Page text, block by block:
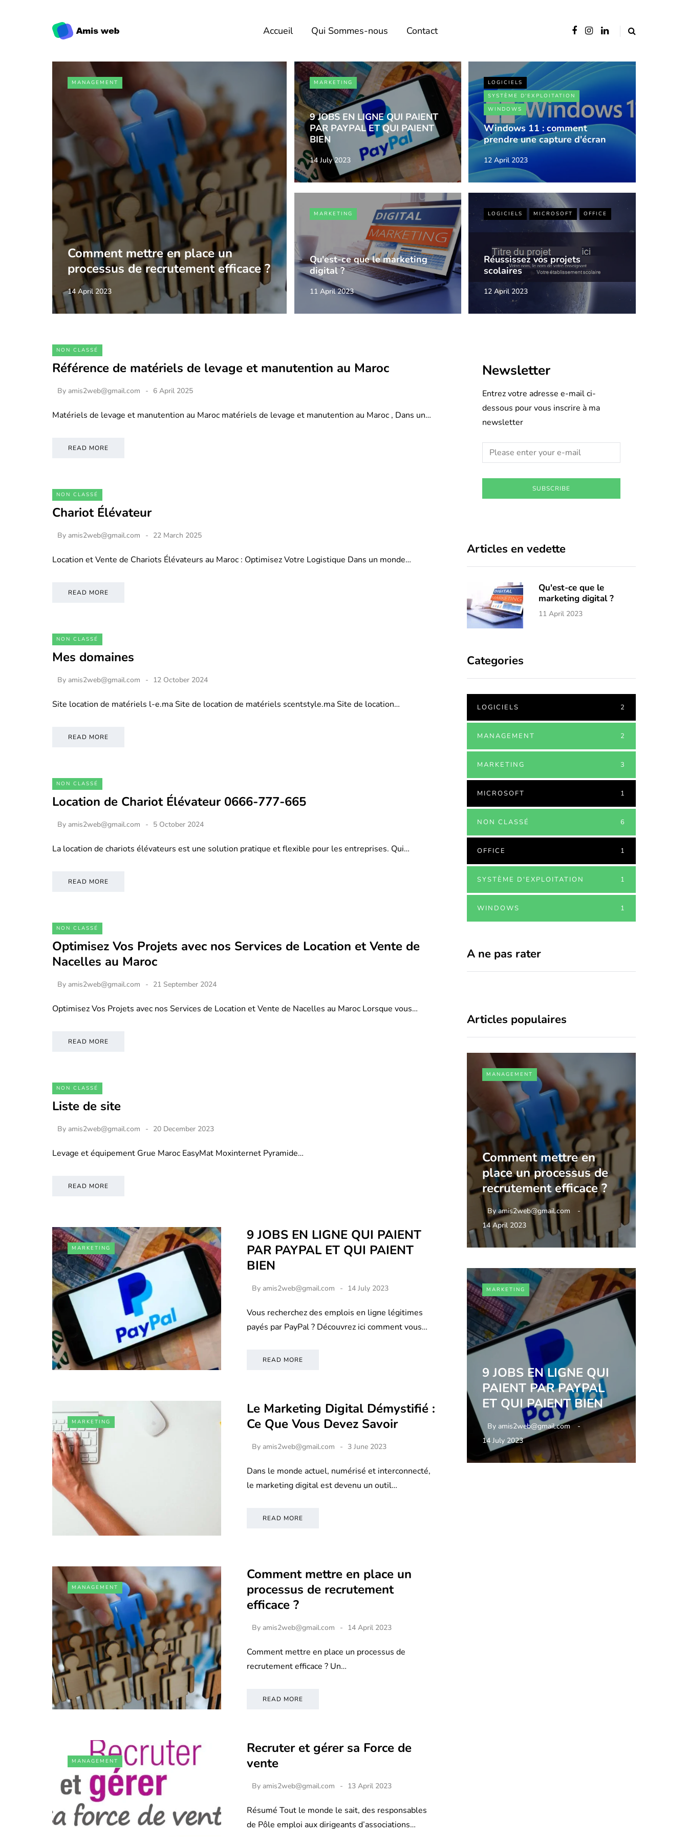
Accueil Qui Sommes-nous Contact
MANAGEMENT
Comment mettre en place un
processus de recrutement efficace ?
14 April 2023
MARKETING
9 JOBS EN LIGNE QUI PAIENT
PAR PAYPAL ET QUI PAIENT
BIEN
14 July 2023
LOGICIELS
SYSTÈME D'EXPLOITATION
WINDOWS
Windows 11 : comment
prendre une capture d'écran
12 April 2023
MARKETING
Qu'est-ce que le marketing
digital ?
11 April 2023
LOGICIELS MICROSOFT OFFICE
Réussissez vos projets
scolaires
12 April 2023
NON CLASSÉ
Référence de matériels de levage et manutention au Maroc
By amis2web@gmail.com 6 April 2025
Matériels de levage et manutention au Maroc matériels de levage et manutention au Maroc , Dans un…
READ MORE
NON CLASSÉ
Chariot Élévateur
By amis2web@gmail.com 22 March 2025
Location et Vente de Chariots Élévateurs au Maroc : Optimisez Votre Logistique Dans un monde…
READ MORE
NON CLASSÉ
Mes domaines
By amis2web@gmail.com 12 October 2024
Site location de matériels l-e.ma Site de location de matériels scentstyle.ma Site de location…
READ MORE
NON CLASSÉ
Location de Chariot Élévateur 0666-777-665
By amis2web@gmail.com 5 October 2024
La location de chariots élévateurs est une solution pratique et flexible pour les entreprises. Qui…
READ MORE
NON CLASSÉ
Optimisez Vos Projets avec nos Services de Location et Vente de
Nacelles au Maroc
By amis2web@gmail.com 21 September 2024
Optimisez Vos Projets avec nos Services de Location et Vente de Nacelles au Maroc Lorsque vous…
READ MORE
NON CLASSÉ
Liste de site
By amis2web@gmail.com 20 December 2023
Levage et équipement Grue Maroc EasyMat Moxinternet Pyramide…
READ MORE
MARKETING
9 JOBS EN LIGNE QUI PAIENT
PAR PAYPAL ET QUI PAIENT
BIEN
By amis2web@gmail.com 14 July 2023
Vous recherchez des emplois en ligne légitimes
payés par PayPal ? Découvrez ici comment vous…
READ MORE
MARKETING
Le Marketing Digital Démystifié :
Ce Que Vous Devez Savoir
By amis2web@gmail.com 3 June 2023
Dans le monde actuel, numérisé et interconnecté,
le marketing digital est devenu un outil…
READ MORE
MANAGEMENT
Comment mettre en place un
processus de recrutement
efficace ?
By amis2web@gmail.com 14 April 2023
Comment mettre en place un processus de
recrutement efficace ? Un…
READ MORE
MANAGEMENT
Recruter et gérer sa Force de
vente
By amis2web@gmail.com 13 April 2023
Résumé Tout le monde le sait, des responsables
de Pôle emploi aux dirigeants d’associations…
Newsletter
Entrez votre adresse e-mail ci-
dessous pour vous inscrire à ma
newsletter
SUBSCRIBE
Articles en vedette
Qu'est-ce que le
marketing digital ?
11 April 2023
Categories
LOGICIELS 2
MANAGEMENT 2
MARKETING 3
MICROSOFT 1
NON CLASSÉ 6
OFFICE 1
SYSTÈME D'EXPLOITATION 1
WINDOWS 1
A ne pas rater
Articles populaires
MANAGEMENT
Comment mettre en
place un processus de
recrutement efficace ?
Byamis2web@gmail.com
14 April 2023
MARKETING
9 JOBS EN LIGNE QUI
PAIENT PAR PAYPAL
ET QUI PAIENT BIEN
By amis2web@gmail.com
14 July 2023